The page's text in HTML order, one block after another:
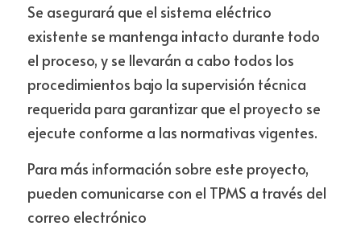
Se asegurará que el sistema eléctrico
existente se mantenga intacto durante todo
el proceso, y se llevarán a cabo todos los
procedimientos bajo la supervisión técnica
requerida para garantizar que el proyecto se
ejecute conforme a las normativas vigentes.
Para más información sobre este proyecto,
pueden comunicarse con el TPMS a través del
correo electrónico